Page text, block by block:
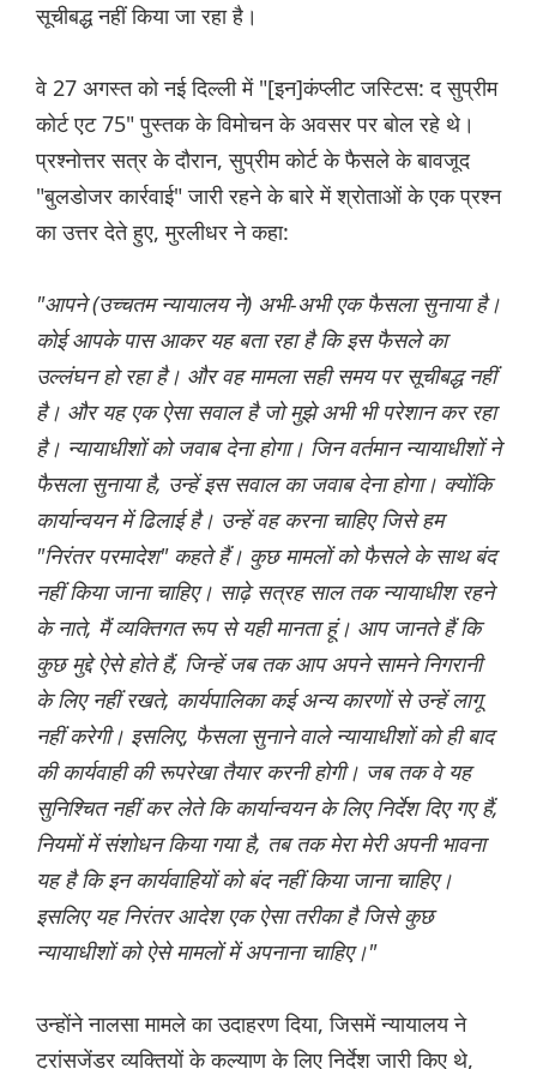
सूचीबद्ध नहीं किया जा रहा है।
वे 27 अगस्त को नई दिल्ली में "[इन]कंप्लीट जस्टिस: द सुप्रीम
कोर्ट एट 75" पुस्तक के विमोचन के अवसर पर बोल रहे थे।
प्रश्नोत्तर सत्र के दौरान, सुप्रीम कोर्ट के फैसले के बावजूद
"बुलडोजर कार्रवाई" जारी रहने के बारे में श्रोताओं के एक प्रश्न
का उत्तर देते हुए, मुरलीधर ने कहा:
"आपने (उच्चतम न्यायालय ने) अभी-अभी एक फैसला सुनाया है।
कोई आपके पास आकर यह बता रहा है कि इस फैसले का
उल्लंघन हो रहा है। और वह मामला सही समय पर सूचीबद्ध नहीं
है। और यह एक ऐसा सवाल है जो मुझे अभी भी परेशान कर रहा
है। न्यायाधीशों को जवाब देना होगा। जिन वर्तमान न्यायाधीशों ने
फैसला सुनाया है, उन्हें इस सवाल का जवाब देना होगा। क्योंकि
कार्यान्वयन में ढिलाई है। उन्हें वह करना चाहिए जिसे हम
"निरंतर परमादेश" कहते हैं। कुछ मामलों को फैसले के साथ बंद
नहीं किया जाना चाहिए। साढ़े सत्रह साल तक न्यायाधीश रहने
के नाते, मैं व्यक्तिगत रूप से यही मानता हूं। आप जानते हैं कि
कुछ मुद्दे ऐसे होते हैं, जिन्हें जब तक आप अपने सामने निगरानी
के लिए नहीं रखते, कार्यपालिका कई अन्य कारणों से उन्हें लागू
नहीं करेगी। इसलिए, फैसला सुनाने वाले न्यायाधीशों को ही बाद
की कार्यवाही की रूपरेखा तैयार करनी होगी। जब तक वे यह
सुनिश्चित नहीं कर लेते कि कार्यान्वयन के लिए निर्देश दिए गए हैं,
नियमों में संशोधन किया गया है, तब तक मेरा मेरी अपनी भावना
यह है कि इन कार्यवाहियों को बंद नहीं किया जाना चाहिए।
इसलिए यह निरंतर आदेश एक ऐसा तरीका है जिसे कुछ
न्यायाधीशों को ऐसे मामलों में अपनाना चाहिए।"
उन्होंने नालसा मामले का उदाहरण दिया, जिसमें न्यायालय ने
ट्रांसजेंडर व्यक्तियों के कल्याण के लिए निर्देश जारी किए थे,